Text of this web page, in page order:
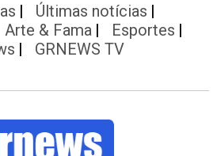
Últimas notícias
Arte & Fama
Esportes
GRNEWS TV